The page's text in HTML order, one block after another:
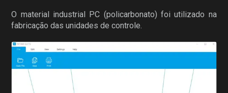
O material industrial PC (policarbonato) foi utilizado na
fabricação das unidades de controle.